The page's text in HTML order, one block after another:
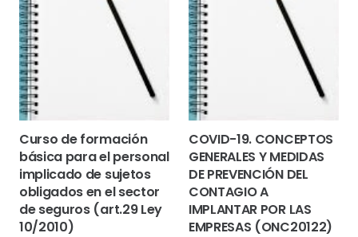
Curso de formación
básica para el personal
implicado de sujetos
obligados en el sector
de seguros (art.29 Ley
10/2010)
COVID-19. CONCEPTOS
GENERALES Y MEDIDAS
DE PREVENCIÓN DEL
CONTAGIO A
IMPLANTAR POR LAS
EMPRESAS (ONC20122)